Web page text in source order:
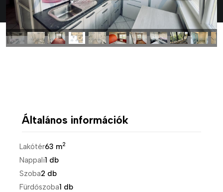
Általános információk
Lakótér63 m2
Nappali1 db
Szoba2 db
Fürdőszoba1 db